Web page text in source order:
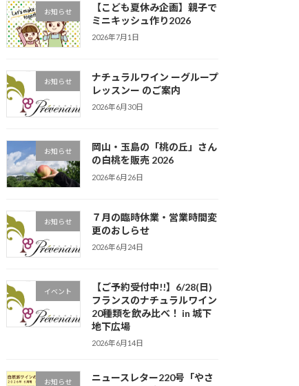
お知らせ
【こども夏休み企画】親子で
ミニキッシュ作り2026
2026年7月1日
お知らせ
ナチュラルワイン ーグループ
レッスンー のご案内
2026年6月30日
お知らせ
岡山・玉島の「桃の丘」さん
の白桃を販売 2026
2026年6月26日
お知らせ
７月の臨時休業・営業時間変
更のおしらせ
2026年6月24日
イベント
【ご予約受付中!!】6/28(日)
フランスのナチュラルワイン
20種類を飲み比べ！ in 城下
地下広場
2026年6月14日
お知らせ
ニュースレター220号「やさ